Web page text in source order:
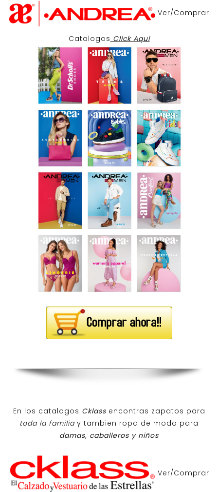
Ver/Comprar
Catalogos Click Aqui
En los catalogos Cklass encontras zapatos para
toda la familiay tambien ropa de moda para
damas, caballeros y niños
Ver/Comprar